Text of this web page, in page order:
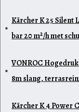
Kärcher K 25 Silent
bar 20 m²/h met
VONROC
8m slang,
Kärcher K 4 Power